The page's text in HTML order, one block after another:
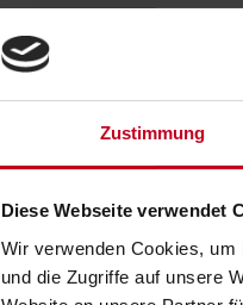
Zustimmung
Diese Webseite verwendet
Wir verwenden Cookies,
und die Zugriffe auf unsere
Wir haben
Methoden in
denken, allein
inspirierend,
Berner